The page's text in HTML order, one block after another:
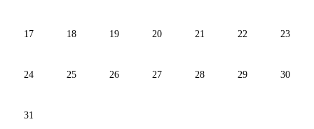
17 18 19 20 21 22 23
24 25 26 27 28 29 30
31